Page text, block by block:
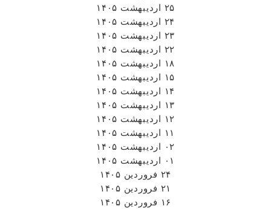
۲۵ اردیبهشت ۱۴۰۵
۲۴ اردیبهشت ۱۴۰۵
۲۳ اردیبهشت ۱۴۰۵
۲۲ اردیبهشت ۱۴۰۵
۱۸ اردیبهشت ۱۴۰۵
۱۵ اردیبهشت ۱۴۰۵
۱۴ اردیبهشت ۱۴۰۵
۱۳ اردیبهشت ۱۴۰۵
۱۲ اردیبهشت ۱۴۰۵
۱۱ اردیبهشت ۱۴۰۵
۰۲ اردیبهشت ۱۴۰۵
۰۱ اردیبهشت ۱۴۰۵
۲۴ فروردین ۱۴۰۵
۲۱ فروردین ۱۴۰۵
۱۶ فروردین ۱۴۰۵